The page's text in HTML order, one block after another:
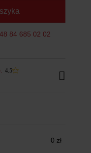
84 685 02 02
4.5
0 zł